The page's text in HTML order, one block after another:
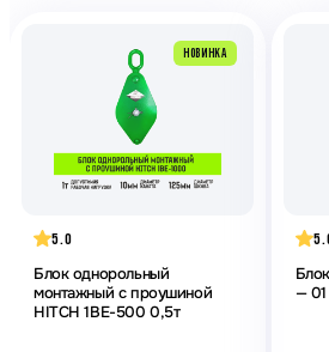
НОВИНКА
5.0
Блок однорольный
монтажный с проушиной
HITCH 1BE-500 0,5т
—